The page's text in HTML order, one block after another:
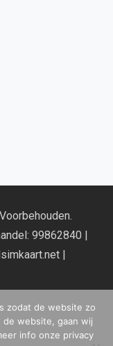
99862840 |
|
zodat de website zo
website, gaan wij
info onze privacy